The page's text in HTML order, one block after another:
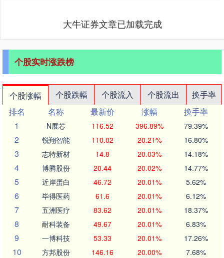
大牛证券文章已加载完成
个股实时涨跌榜
个股涨幅 个股跌幅 个股流入 个股流出
换手率
排名
名称 最新价 涨幅
换手率
1
N展芯 116.52 396.89% 79.39%
2 锐翔智能 110.02 20.21% 16.80%
3 志特新材 14.8 20.03% 14.18%
4 博腾股份 20.44 20.02% 14.77%
5 近岸蛋白 46.72 20.01% 5.62%
6 毕得医药 61.6 20.01% 6.12%
7 五洲医疗 83.62 20.01% 18.37%
8 耐科装备 49.67 20.01% 6.83%
9 一博科技 53.33 20.01% 17.26%
10 方邦股份 146.16 20.00% 7.68%